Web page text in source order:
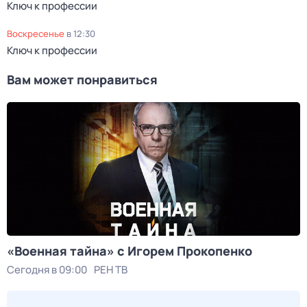
Ключ к профессии
воскресенье в12:30
Ключ к профессии
Вам может понравиться
«Военная тайна» с Игорем Прокопенко
Сегодня в 09:00 РЕН ТВ